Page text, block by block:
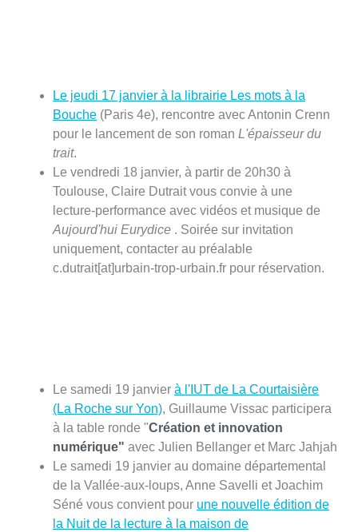
Le jeudi 17 janvier à la librairie Les mots à la
Bouche (Paris 4e), rencontre avec Antonin Crenn
pour le lancement de son roman L'épaisseur du
trait.
Le vendredi 18 janvier, à partir de 20h30 à
Toulouse, Claire Dutrait vous convie à une
lecture-performance avec vidéos et musique de
Aujourd'hui Eurydice . Soirée sur invitation
uniquement, contacter au préalable
c.dutrait[at]urbain-trop-urbain.fr pour réservation.
Le samedi 19 janvier à l'IUT de La Courtaisière
(La Roche sur Yon), Guillaume Vissac participera
à la table ronde "Création et innovation
numérique" avec Julien Bellanger et Marc Jahjah
Le samedi 19 janvier au domaine départemental
de la Vallée-aux-loups, Anne Savelli et Joachim
Séné vous convient pour une nouvelle édition de
la Nuit de la lecture à la maison de